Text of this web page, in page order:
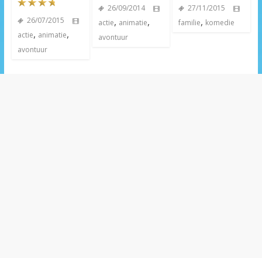
26/07/2015
actie, animatie,
avontuur
26/09/2014
actie, animatie,
avontuur
27/11/2015
familie, komedie